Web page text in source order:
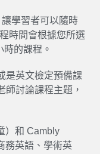
學習者可以隨時
時間會根據您所選
的課程。
是英文檢定預備課
師討論課程主題，
）和 Cambly
務英語、學術英